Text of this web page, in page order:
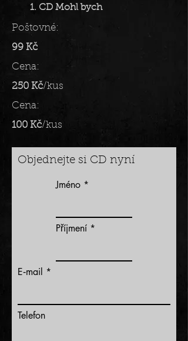
1. CD Mohl bych
Poštovné:
99 Kč
Cena:
250 Kč/kus
Cena:
100 Kč/kus
Objednejte si CD nyní
Jméno
Příjmení
E‑mail
Telefon